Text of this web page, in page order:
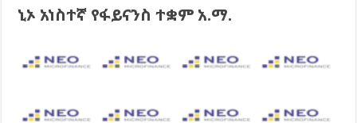
ኒኦ አነስተኛ የፋይናንስ ተቋም አ.ማ.